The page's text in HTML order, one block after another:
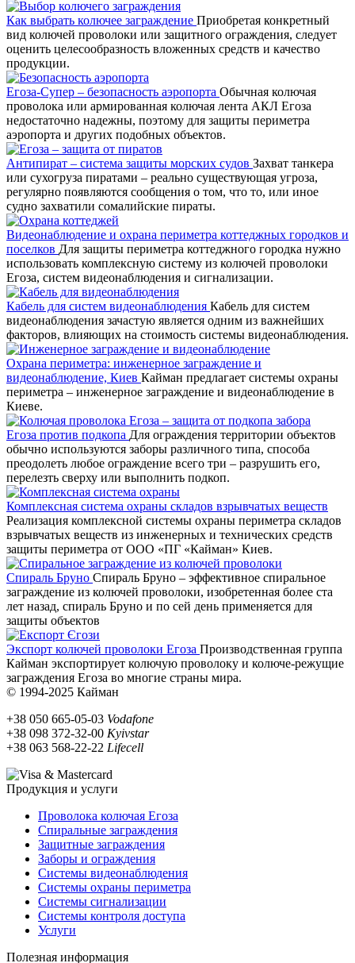
Как выбрать колючее заграждение Приобретая конкретный
вид колючей проволоки или защитного ограждения, следует
оценить целесообразность вложенных средств и качество
продукции.
Егоза-Супер – безопасность аэропорта Обычная колючая
проволока или армированная колючая лента АКЛ Егоза
недостаточно надежны, поэтому для защиты периметра
аэропорта и других подобных объектов.
Антипират – система защиты морских судов Захват танкера
или сухогруза пиратами – реально существующая угроза,
регулярно появляются сообщения о том, что то, или иное
судно захватили сомалийские пираты.
Видеонаблюдение и охрана периметра коттеджных городков и
поселков Для защиты периметра коттеджного городка нужно
использовать комплексную систему из колючей проволоки
Егоза, систем видеонаблюдения и сигнализации.
Кабель для систем видеонаблюдения Кабель для систем
видеонаблюдения зачастую является одним из важнейших
факторов, влияющих на стоимость системы видеонаблюдения.
Охрана периметра: инженерное заграждение и
видеонаблюдение, Киев Кайман предлагает системы охраны
периметра – инженерное заграждение и видеонаблюдение в
Киеве.
Егоза против подкопа Для ограждения территории объектов
обычно используются заборы различного типа, способа
преодолеть любое ограждение всего три – разрушить его,
перелезть сверху или выполнить подкоп.
Комплексная система охраны складов взрывчатых веществ
Реализация комплексной системы охраны периметра складов
взрывчатых веществ из инженерных и технических средств
защиты периметра от ООО «ПГ «Кайман» Киев.
Спираль Бруно Спираль Бруно – эффективное спиральное
заграждение из колючей проволоки, изобретенная более ста
лет назад, спираль Бруно и по сей день применяется для
защиты объектов
Экспорт колючей проволоки Егоза Производственная группа
Кайман экспортирует колючую проволоку и колюче-режущие
заграждения Егоза во многие страны мира.
© 1994-2025 Кайман
+38 050 665-05-03 Vodafone
+38 098 372-32-00 Kyivstar
+38 063 568-22-22 Lifecell
Продукция и услуги
Проволока колючая Егоза
Спиральные заграждения
Защитные заграждения
Заборы и ограждения
Системы видеонаблюдения
Системы охраны периметра
Системы сигнализации
Системы контроля доступа
Услуги
Полезная информация